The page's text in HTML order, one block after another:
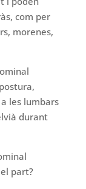
com per
morenes,
les lumbars
durant
part?